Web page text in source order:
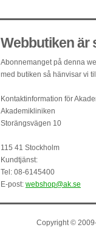
Webbutiken är
Abonnemanget på denna
med butiken så hänvisar vi
Kontaktinformation för
Akademikliniken
Storängsvägen 10
115 41 Stockholm
Kundtjänst:
Tel: 08-6145400
E-post: webshop@ak.se
Copyright ©